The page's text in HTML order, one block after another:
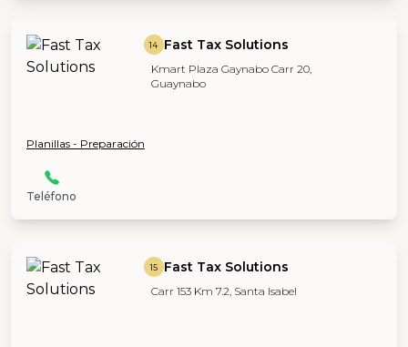
14 Fast Tax Solutions
Kmart Plaza Gaynabo Carr 20,
Guaynabo
Planillas - Preparación
Teléfono
15 Fast Tax Solutions
Carr 153 Km 7.2, Santa Isabel